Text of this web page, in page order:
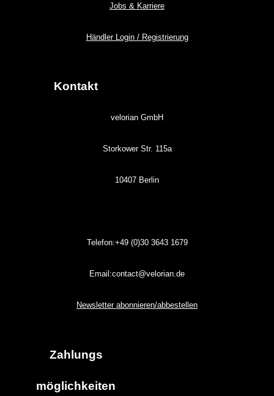
Jobs & Karriere
Händler Login / Registrierung
Kontakt
velorian GmbH
Storkower Str. 115a
10407 Berlin
Telefon:+49 (0)3036431679
Email:contact@velorian.de
Newsletter abonnieren/abbestellen
Zahlungs
möglichkeiten